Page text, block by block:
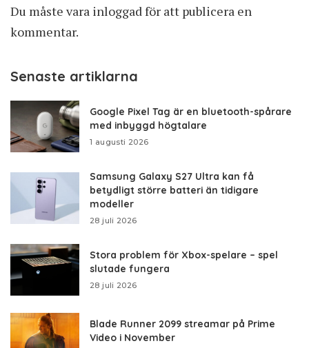
Du måste vara inloggadför att publicera en
kommentar.
Senaste artiklarna
Google Pixel Tag är en bluetooth-spårare
med inbyggd högtalare
1 augusti 2026
Samsung Galaxy S27 Ultra kan få
betydligt större batteri än tidigare
modeller
28 juli 2026
Stora problem för Xbox-spelare – spel
slutade fungera
28 juli 2026
Blade Runner 2099 streamar på Prime
Video i November